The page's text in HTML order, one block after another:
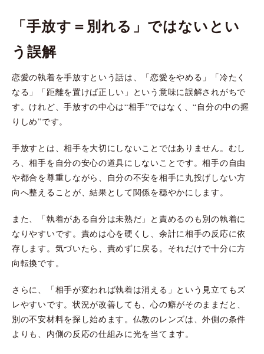
「手放す＝別れる」ではないとい
う誤解
恋愛の執着を手放すという話は、「恋愛をやめる」「冷たく
なる」「距離を置けば正しい」という意味に誤解されがちで
す。けれど、手放すの中心は“相手”ではなく、“自分の中の握
りしめ”です。
手放すとは、相手を大切にしないことではありません。むし
ろ、相手を自分の安心の道具にしないことです。相手の自由
や都合を尊重しながら、自分の不安を相手に丸投げしない方
向へ整えることが、結果として関係を穏やかにします。
また、「執着がある自分は未熟だ」と責めるのも別の執着に
なりやすいです。責めは心を硬くし、余計に相手の反応に依
存します。気づいたら、責めずに戻る。それだけで十分に方
向転換です。
さらに、「相手が変われば執着は消える」という見立てもズ
レやすいです。状況が改善しても、心の癖がそのままだと、
別の不安材料を探し始めます。仏教のレンズは、外側の条件
よりも、内側の反応の仕組みに光を当てます。